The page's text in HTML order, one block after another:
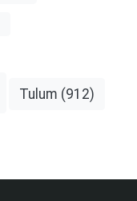
Tulum (912)